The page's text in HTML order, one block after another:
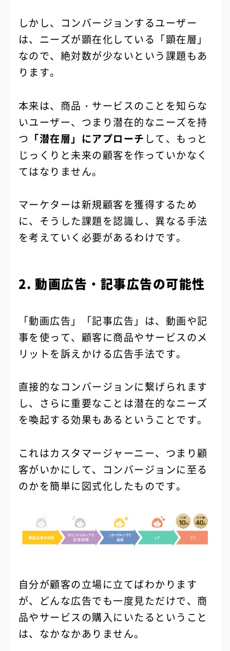
しかし、コンバージョンするユーザー
は、ニーズが顕在化している「顕在層」
なので、絶対数が少ないという課題もあ
ります。
本来は、商品・サービスのことを知らな
いユーザー、つまり潜在的なニーズを持
つ 「潜在層」にアプローチ して、もっと
じっくりと未来の顧客を作っていかなく
てはなりません。
マーケターは新規顧客を獲得するため
に、そうした課題を認識し、異なる手法
を考えていく必要があるわけです。
2. 動画広告・記事広告の可能性
「動画広告」「記事広告」は、動画や記
事を使って、顧客に商品やサービスのメ
リットを訴えかける広告手法です。
直接的なコンバージョンに繋げられます
し、さらに重要なことは潜在的なニーズ
を喚起する効果もあるということです。
これはカスタマージャーニー、つまり顧
客がいかにして、コンバージョンに至る
のかを簡単に図式化したものです。
自分が顧客の立場に立てばわかります
が、どんな広告でも一度見ただけで、商
品やサービスの購入にいたるということ
は、なかなかありません。